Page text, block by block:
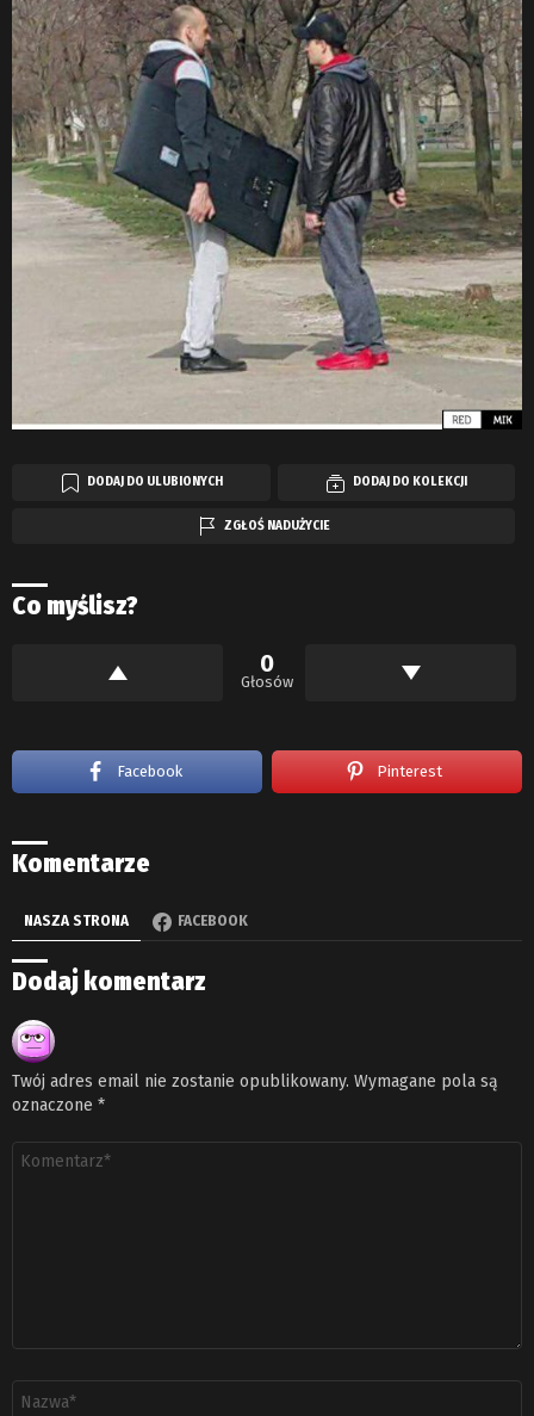
DODAJ DO ULUBIONYCH DODAJ DO KOLEKCJI
ZGŁOŚ NADUŻYCIE
Co myślisz?
0
Głosów
Facebook Pinterest
Komentarze
NASZA STRONA FACEBOOK
Dodaj komentarz
Twój adres email nie zostanie opublikowany. Wymagane pola są
oznaczone *
Komentarz